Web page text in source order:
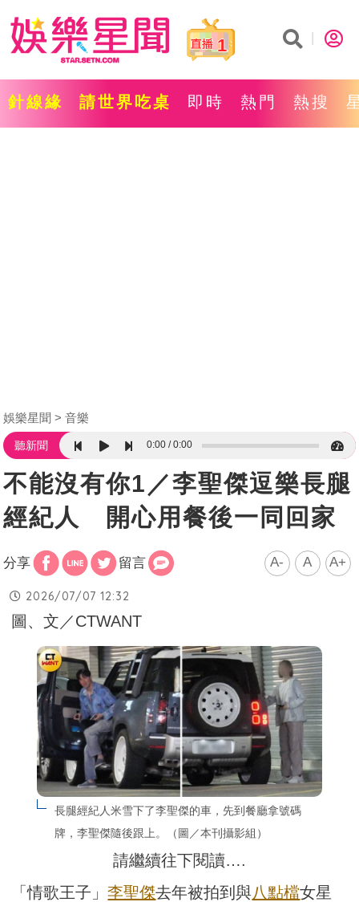
1
針線緣 請世界吃桌 即時 熱門 熱搜
娛樂星聞 音樂
聽新聞 0:00 0:00
不能沒有你1／李聖傑逗樂長腿
經紀人 開心用餐後一同回家
分享 留言 A- A A+
2026/07/07 12:32
圖、文／CTWANT
長腿經紀人米雪下了李聖傑的車，先到餐廳拿號碼
牌，李聖傑隨後跟上。（圖／本刊攝影組）
請繼續往下閱讀….
「情歌王子」李聖傑去年被拍到與八點檔女星